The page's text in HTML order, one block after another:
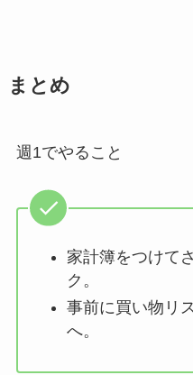
まとめ
週1でやること
家計簿をつけて
ク。
事前に買い物リ
へ。